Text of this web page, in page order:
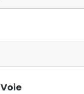
Voie